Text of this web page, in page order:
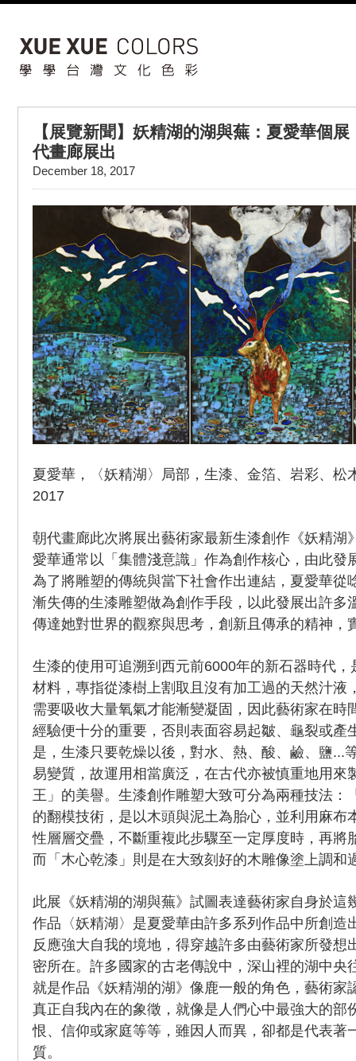
【展覽新聞】妖精湖的湖與蕪：夏愛華個
代畫廊展出
December 18, 2017
夏愛華，〈妖精湖〉局部，生漆、金箔、岩彩、松
2017
朝代畫廊此次將展出藝術家最新生漆創作《妖精湖
愛華通常以「集體淺意識」作為創作核心，由此發
為了將雕塑的傳統與當下社會作出連結，夏愛華從
漸失傳的生漆雕塑做為創作手段，以此發展出許多
傳達她對世界的觀察與思考，創新且傳承的精神，
生漆的使用可追溯到西元前6000年的新石器時代
材料，專指從漆樹上割取且沒有加工過的天然汁液
需要吸收大量氧氣才能漸變凝固，因此藝術家在時
經驗便十分的重要，否則表面容易起皺、龜裂或產
是，生漆只要乾燥以後，對水、熱、酸、鹼、鹽...
易變質，故運用相當廣泛，在古代亦被慎重地用來
王」的美譽。生漆創作雕塑大致可分為兩種技法：
的翻模技術，是以木頭與泥土為胎心，並利用麻布
性層層交疊，不斷重複此步驟至一定厚度時，再將
而「木心乾漆」則是在大致刻好的木雕像塗上調和
此展《妖精湖的湖與蕪》試圖表達藝術家自身於這
作品〈妖精湖〉是夏愛華由許多系列作品中所創造
反應強大自我的境地，得穿越許多由藝術家所發想
密所在。許多國家的古老傳說中，深山裡的湖中央
就是作品《妖精湖的湖》像鹿一般的角色，藝術家
真正自我內在的象徵，就像是人們心中最強大的部
恨、信仰或家庭等等，雖因人而異，卻都是代表著
質。